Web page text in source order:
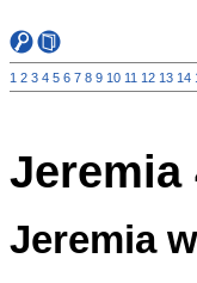
1 2 3 4 5 6 7 8 9 10 11 12 13 14
Jeremia
Jeremia